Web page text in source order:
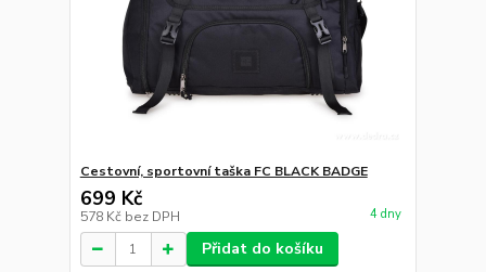
Cestovní, sportovní taška FC BLACK BADGE
699 Kč
578 Kč bez DPH 4 dny
Přidat do košíku